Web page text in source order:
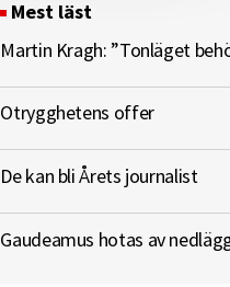
Mest läst
Martin Kragh: ”Tonläget
Otrygghetens offer
De kan bli Årets journalist
Gaudeamus hotas av